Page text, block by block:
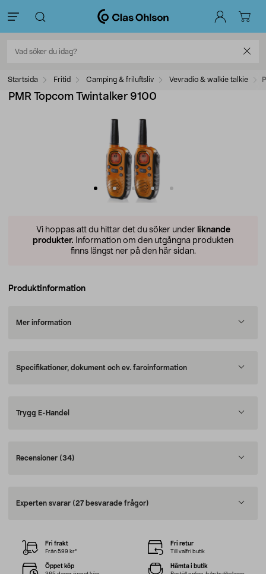
Startsida Fritid Camping & friluftsliv Vevradio & walkie talkie
PMR Topcom Twintalker 9100
Vi hoppas att du hittar det du söker under liknande
produkter. Information om den utgångna produkten
finns längst ner på den här sidan.
Produktinformation
Mer information
Specifikationer, dokument och ev. faroinformation
Trygg E-Handel
Recensioner (34)
Experten svarar (27 besvarade frågor)
Fri frakt
Från 599 kr*
Fri retur
Till valfri butik
Öppet köp Hämta i butik